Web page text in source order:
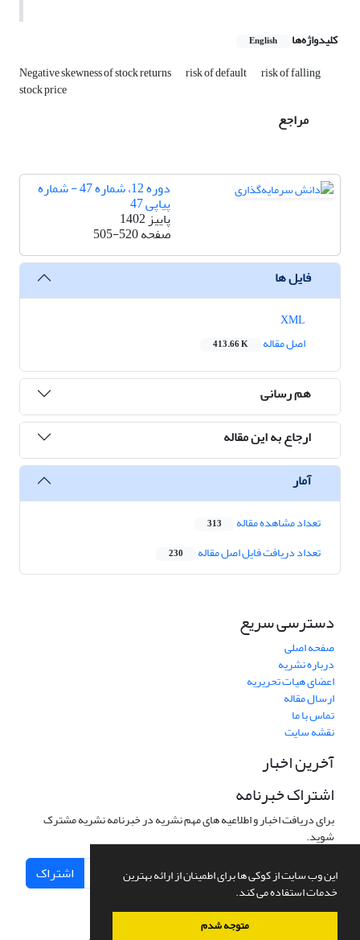
این وب سایت از کوکی ها برای اطمینان از ارائه بهترین
خدمات استفاده می کند.
متوجه شدم
کلیدواژه‌ها English
Negative skewness of stock returns risk of default risk of falling
stock price
مراجع
دوره 12، شماره 47 - شماره
پیاپی 47
پاییز 1402
صفحه505-520
فایل ها
اصل مقاله
413.66 K
هم رسانی
ارجاع به این مقاله
آمار
تعداد مشاهده مقاله 313
تعداد دریافت فایل اصل مقاله 230
دسترسی سریع
صفحه اصلی
درباره نشریه
اعضای هیات تحریریه
ارسال مقاله
تماس با ما
نقشه سایت
آخرین اخبار
اشتراک خبرنامه
برای دریافت اخبار و اطلاعیه های مهم نشریه در خبرنامه نشریه مشترک
شوید.
اشتراک